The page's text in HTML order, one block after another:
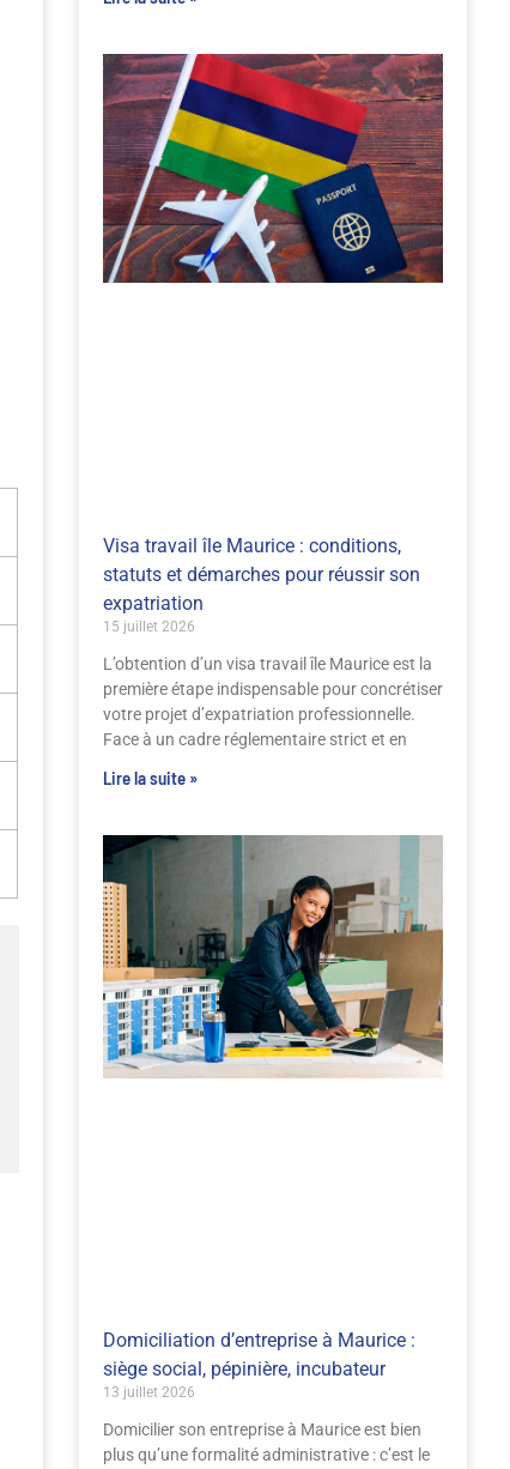
Visa travail île Maurice : conditions,
statuts et démarches pour réussir son
expatriation
15 juillet 2026
L’obtention d’un visa travail île Maurice est la
première étape indispensable pour concrétiser
votre projet d’expatriation professionnelle.
Face à un cadre réglementaire strict et en
Lire la suite »
Domiciliation d’entreprise à Maurice :
siège social, pépinière, incubateur
13 juillet 2026
Domicilier son entreprise à Maurice est bien
plus qu’une formalité administrative : c’est le